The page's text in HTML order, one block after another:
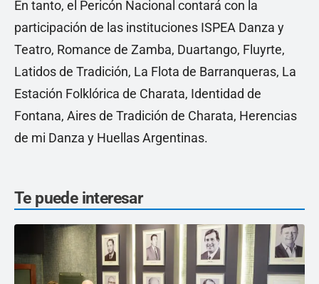
En tanto, el Pericón Nacional contará con la
participación de las instituciones ISPEA Danza y
Teatro, Romance de Zamba, Duartango, Fluyrte,
Latidos de Tradición, La Flota de Barranqueras, La
Estación Folklórica de Charata, Identidad de
Fontana, Aires de Tradición de Charata, Herencias
de mi Danza y Huellas Argentinas.
Te puede interesar